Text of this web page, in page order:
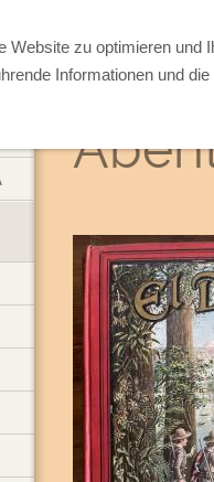
Website zu optimieren und
Informationen und